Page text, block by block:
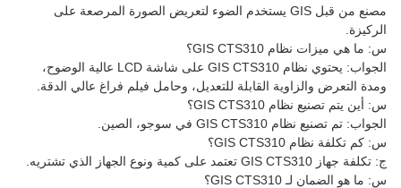
مصنع من قبل GIS يستخدم الضوء لتعريض الصورة المرصعة على
الركيزة.
س: ما هي ميزات نظام GIS CTS310؟
الجواب: يحتوي نظام GIS CTS310 على شاشة LCD عالية الوضوح،
ومدة التعرض والزاوية القابلة للتعديل، وحامل فيلم فراغ عالي الدقة.
س: أين يتم تصنيع نظام GIS CTS310؟
الجواب: تم تصنيع نظام GIS CTS310 في سوجو، الصين.
س: كم تكلفة نظام GIS CTS310؟
ج: تكلفة جهاز GIS CTS310 تعتمد على كمية ونوع الجهاز الذي تشتريه.
س: ما هو الضمان لـ GIS CTS310؟